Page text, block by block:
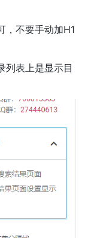
，不要手动加H1
列表上是显示目